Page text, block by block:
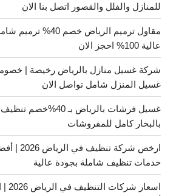
للمنازل والفلل والقصور اتصل بنا الان
مقاول ترميم الرياض
عالية 100% احجز الان
غسيل المنزل شامل تواصل الان
غسيل فرشات بالرياض بـ
بالبخار كامل للمفروشات
ارخص شركة
خدمات تنظيف شاملة بجودة عالية